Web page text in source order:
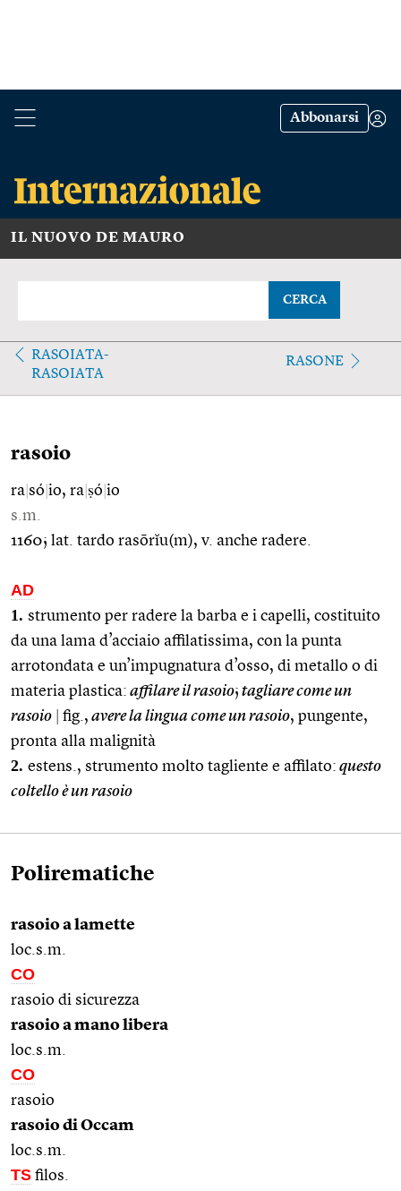
Abbonarsi
IL NUOVO DE MAURO
CERCA
RASOIATA-
RASOIATA
RASONE
rasoio
ra só io, ra ṣó io
s.m.
1160; lat. tardo rasōrĭu(m), v. anche radere.
AD
1. strumento per radere la barba e i capelli, costituito
da una lama d’acciaio affilatissima, con la punta
arrotondata e un’impugnatura d’osso, di metallo o di
materia plastica: affilare il rasoio; tagliare come un
rasoio
fig., avere la lingua come un rasoio, pungente,
pronta alla malignità
2. estens., strumento molto tagliente e affilato: questo
coltello è un rasoio
Polirematiche
rasoio a lamette
loc.s.m.
CO
rasoio di sicurezza
rasoio a mano libera
loc.s.m.
CO
rasoio
rasoio di Occam
loc.s.m.
TS filos.